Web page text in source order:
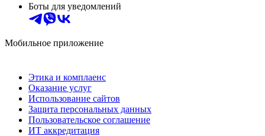
Боты для уведомлений
Мобильное приложение
Этика и комплаенс
Оказание услуг
Использование сайтов
Защита персональных данных
Пользовательское соглашение
ИТ аккредитация